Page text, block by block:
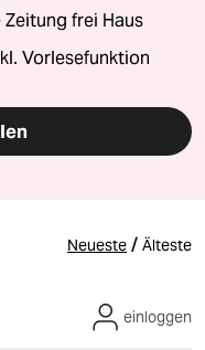
frei Haus
Vorlesefunktion
Neueste / Älteste
einloggen